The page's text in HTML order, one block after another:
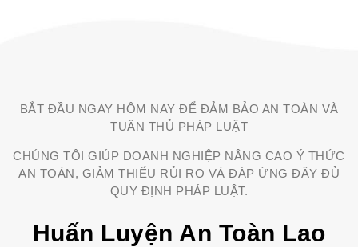
BẮT ĐẦU NGAY HÔM NAY ĐỂ ĐẢM BẢO AN TOÀN VÀ
TUÂN THỦ PHÁP LUẬT
CHÚNG TÔI GIÚP DOANH NGHIỆP NÂNG CAO Ý THỨC
AN TOÀN, GIẢM THIỂU RỦI RO VÀ ĐÁP ỨNG ĐẦY ĐỦ
QUY ĐỊNH PHÁP LUẬT.
Huấn Luyện An Toàn Lao